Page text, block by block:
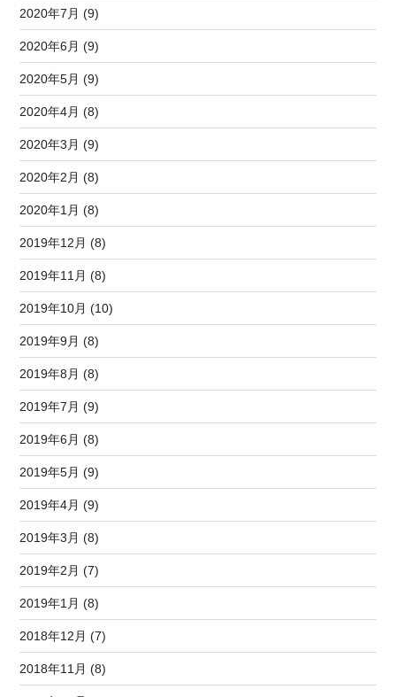
2020年7月 (9)
2020年6月 (9)
2020年5月 (9)
2020年4月 (8)
2020年3月 (9)
2020年2月 (8)
2020年1月 (8)
2019年12月 (8)
2019年11月 (8)
2019年10月 (10)
2019年9月 (8)
2019年8月 (8)
2019年7月 (9)
2019年6月 (8)
2019年5月 (9)
2019年4月 (9)
2019年3月 (8)
2019年2月 (7)
2019年1月 (8)
2018年12月 (7)
2018年11月 (8)